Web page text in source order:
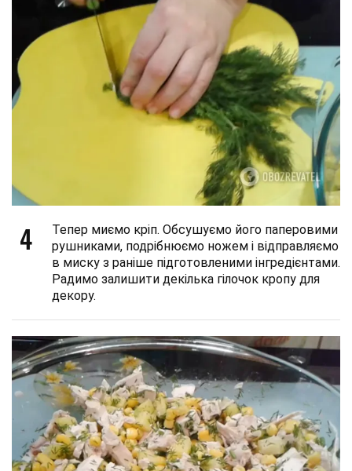
4
Тепер миємо кріп. Обсушуємо його паперовими
рушниками, подрібнюємо ножем і відправляємо
в миску з раніше підготовленими інгредієнтами.
Радимо залишити декілька гілочок кропу для
декору.